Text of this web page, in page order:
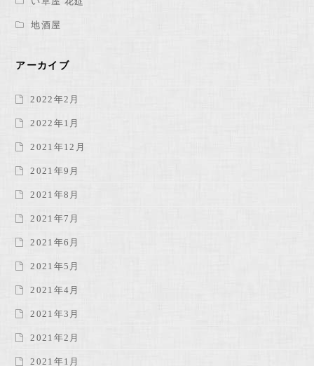
地酒屋
アーカイブ
2022年2月
2022年1月
2021年12月
2021年9月
2021年8月
2021年7月
2021年6月
2021年5月
2021年4月
2021年3月
2021年2月
2021年1月